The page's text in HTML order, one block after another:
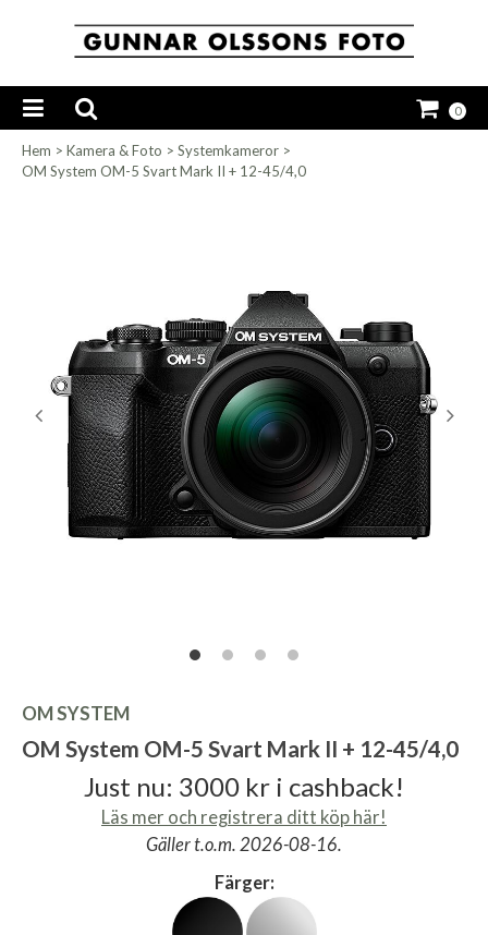
0
Hem > Kamera & Foto > Systemkameror >
OM System OM-5 Svart Mark II + 12-45/4,0
OM SYSTEM
OM System OM-5 Svart Mark II + 12-45/4,0
Just nu: 3000 kr i cashback!
Läs mer och registrera ditt köp här!
Gäller t.o.m. 2026-08-16.
Färger: